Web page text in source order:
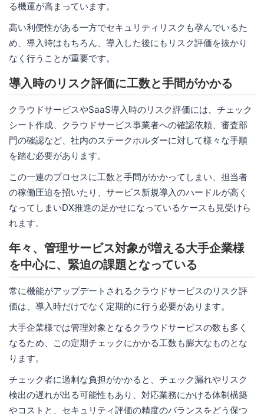
る機運が高まっています。
高い利便性がある一方でセキュリティリスクも孕んでいるた
め、導入時はもちろん、導入した後にもリスク評価を抜かり
なく行うことが重要です。
導入時のリスク評価に工数と手間がかかる
クラウドサービスやSaaS導入時のリスク評価には、チェック
シート作成、クラウドサービス事業者への確認依頼、審査部
門の確認など、社内のステークホルダーに対して様々な手順
を踏む必要があります。
この一連のプロセスに工数と手間がかかってしまい、担当者
の稼働圧迫を招いたり、サービス新規導入のハードルが高く
なってしまいDX推進の足かせになっているケースも見受けら
れます。
年々、管理サービス対象が増える大手企業様
を中心に、緊迫の課題となっている
常に機能がアップデートされるクラウドサービスのリスク評
価は、導入時だけでなく定期的に行う必要があります。
大手企業様では管理対象となるクラウドサービスの数も多く
なるため、この定期チェックにかかる工数も膨大なものとな
ります。
チェック者に過剰な負担がかかると、チェック漏れやリスク
検出の遅れが出る可能性もあり、対応業務にかける体制構築
やコストと、セキュリティ評価の精度のバランスをどう保つ